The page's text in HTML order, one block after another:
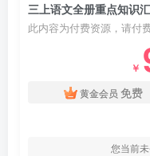
三上语文全册重点知识
此内容为付费资源，请付
￥
黄金会员 免费
您当前